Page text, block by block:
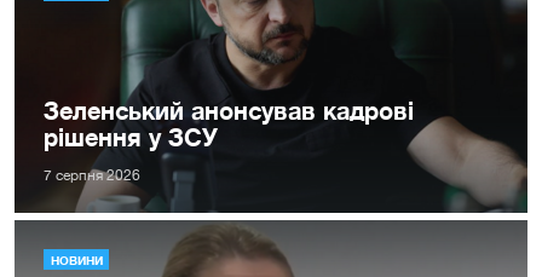
Зеленський анонсував кадрові
рішення у ЗСУ
7 серпня 2026
НОВИНИ